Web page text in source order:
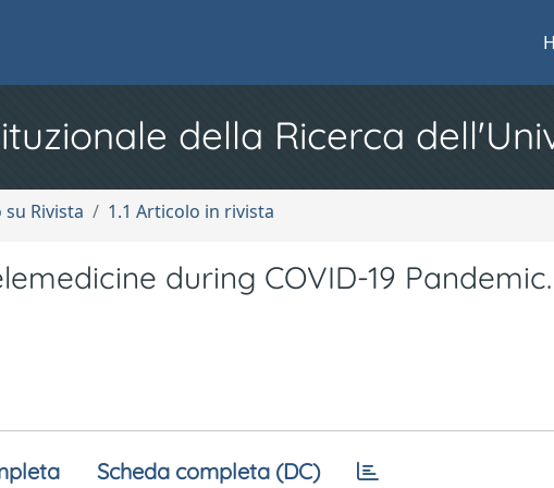
della Ricerca
Rivista 1.1 Articolo in rivista
during COVID-19
Scheda completa (DC)